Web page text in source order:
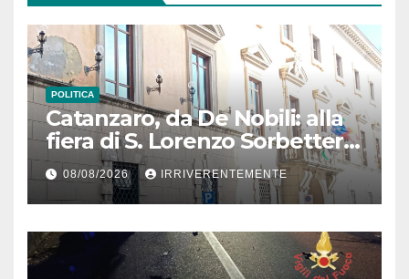
POLITICA
Catanzaro, da De Nobili: alla
fiera di S. Lorenzo Sorbetteria
Calabria Straordinaria e il
cabaret di Procopio
08/08/2026 IRRIVERENTEMENTE